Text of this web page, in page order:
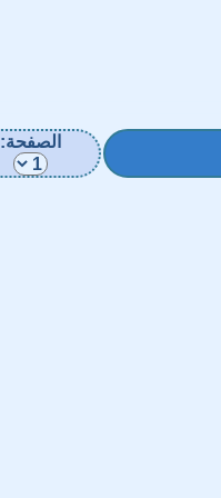
الصفحة: